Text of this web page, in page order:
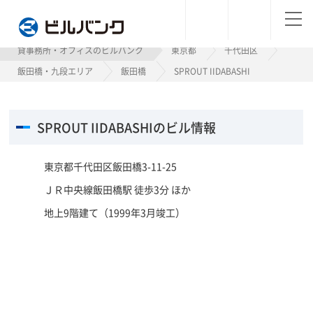
貸事務所・オフィスのビルバンク 東京都
千代田区
飯田橋・九段エリア
飯田橋 SPROUT IIDABASHI
SPROUT IIDABASHIのビル情報
東京都千代田区飯田橋3-11-25
ＪＲ中央線飯田橋駅 徒歩3分 ほか
地上9階建て（1999年3月竣工）